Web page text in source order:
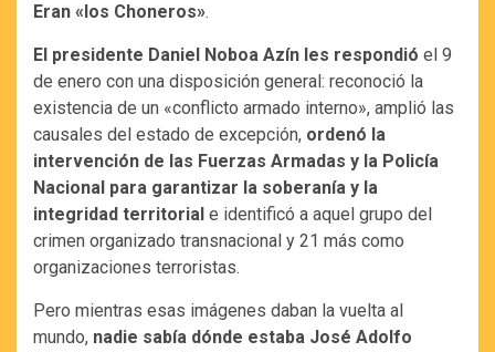
Eran «los Choneros».
El presidente Daniel Noboa Azín les respondió el 9
de enero con una disposición general: reconoció la
existencia de un «conflicto armado interno», amplió las
causales del estado de excepción, ordenó la
intervención de las Fuerzas Armadas y la Policía
Nacional para garantizar la soberanía y la
integridad territorial e identificó a aquel grupo del
crimen organizado transnacional y 21 más como
organizaciones terroristas.
Pero mientras esas imágenes daban la vuelta al
mundo, nadie sabía dónde estaba José Adolfo